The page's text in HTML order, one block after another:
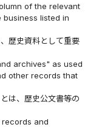
of the relevant
listed in
歴史資料として重要
archives" as used
other records that
は、歴史公文書等の
and